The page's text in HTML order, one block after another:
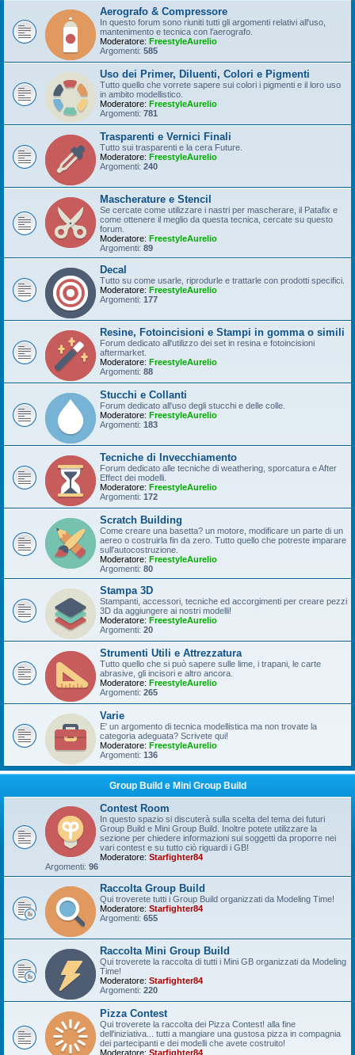
Aerografo & Compressore
In questo forum sono riuniti tutti gli argomenti relativi all'uso,
mantenimento e tecnica con l'aerografo.
Moderatore: FreestyleAurelio
Argomenti: 585
Uso dei Primer, Diluenti, Colori e Pigmenti
Tutto quello che vorrete sapere sui colori i pigmenti e il loro uso
in ambito modellistico.
Moderatore: FreestyleAurelio
Argomenti: 781
Trasparenti e Vernici Finali
Tutto sui trasparenti e la cera Future.
Moderatore: FreestyleAurelio
Argomenti: 240
Mascherature e Stencil
Se cercate come utilizzare i nastri per mascherare, il Patafix e
come ottenere il meglio da questa tecnica, cercate su questo
forum.
Moderatore: FreestyleAurelio
Argomenti: 89
Decal
Tutto su come usarle, riprodurle e trattarle con prodotti specifici.
Moderatore: FreestyleAurelio
Argomenti: 177
Resine, Fotoincisioni e Stampi in gomma o simili
Forum dedicato all'utilizzo dei set in resina e fotoincisioni
aftermarket.
Moderatore: FreestyleAurelio
Argomenti: 88
Stucchi e Collanti
Forum dedicato all'uso degli stucchi e delle colle.
Moderatore: FreestyleAurelio
Argomenti: 183
Tecniche di Invecchiamento
Forum dedicato alle tecniche di weathering, sporcatura e After
Effect dei modelli.
Moderatore: FreestyleAurelio
Argomenti: 172
Scratch Building
Come creare una basetta? un motore, modificare un parte di un
aereo o costruirla fin da zero. Tutto quello che potreste imparare
sull'autocostruzione.
Moderatore: FreestyleAurelio
Argomenti: 80
Stampa 3D
Stampanti, accessori, tecniche ed accorgimenti per creare pezzi
3D da aggiungere ai nostri modelli!
Moderatore: FreestyleAurelio
Argomenti: 20
Strumenti Utili e Attrezzatura
Tutto quello che si può sapere sulle lime, i trapani, le carte
abrasive, gli incisori e altro ancora.
Moderatore: FreestyleAurelio
Argomenti: 265
Varie
E' un argomento di tecnica modellistica ma non trovate la
categoria adeguata? Scrivete qui!
Moderatore: FreestyleAurelio
Argomenti: 136
Group Build e Mini Group Build
Contest Room
In questo spazio si discuterà sulla scelta del tema dei futuri
Group Build e Mini Group Build. Inoltre potete utilizzare la
sezione per chiedere informazioni sui soggetti da proporre nei
vari contest e su tutto ciò riguardi i GB!
Moderatore: Starfighter84
Argomenti: 96
Raccolta Group Build
Qui troverete tutti i Group Build organizzati da Modeling Time!
Moderatore: Starfighter84
Argomenti: 655
Raccolta Mini Group Build
Qui troverete la raccolta di tutti i Mini GB organizzati da Modeling
Time!
Moderatore: Starfighter84
Argomenti: 220
Pizza Contest
Qui troverete la raccolta dei Pizza Contest! alla fine
dell'iniziativa... tutti a mangiare una gustosa pizza in compagnia
dei partecipanti e dei modelli che avete costruito!
Moderatore: Starfighter84